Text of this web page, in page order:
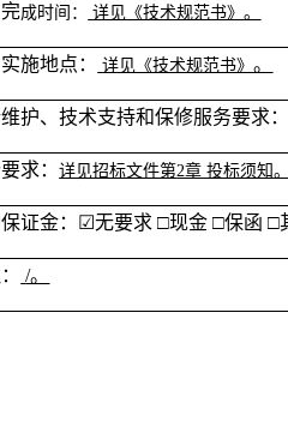
成时间： 详见《技术规范书》。
施地点： 详见《技术规范书》。
护、技术支持和保修服务要求
求：详见招标文件第2章 投标须知
证金： ☑无要求 □现金 □保函 □
/。